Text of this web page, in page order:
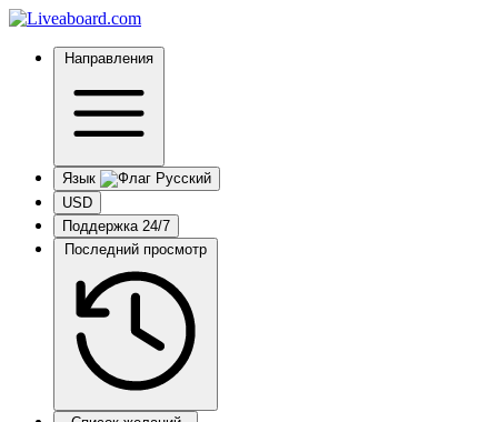
Направления
Язык
USD
Поддержка 24/7
Последний просмотр